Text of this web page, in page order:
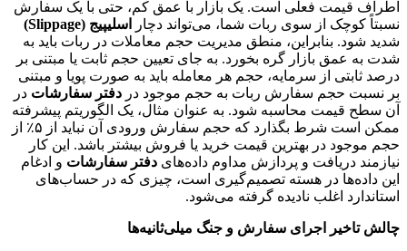
اطراف قیمت فعلی است. یک بازار با عمق کم، حتی با یک سفارش
نسبتاً کوچک از سوی ربات شما، می‌تواند دچار
اسلیپیج (Slippage)
شدید شود. بنابراین، منطق مدیریت حجم معاملات در ربات باید به
شدت به عمق بازار گره بخورد. به جای تعیین حجم ثابت یا مبتنی بر
درصد ثابتی از سرمایه، حجم هر معامله باید به صورت پویا و مبتنی
بر نسبت حجم سفارش ربات به حجم موجود در دفتر سفارشات در
آن سطح قیمت محاسبه شود. به عنوان مثال، یک الگوریتم پیشرفته
ممکن است شرط بگذارد که حجم سفارش ورودی آن نباید از ۵٪ از
حجم موجود در بهترین قیمت خرید یا فروش بیشتر باشد. این کار
نیازمند دریافت و پردازش مداوم داده‌های دفتر سفارشات و ادغام
این داده‌ها در هسته تصمیم‌گیری است، چیزی که در حساب‌های
استاندارد اغلب نادیده گرفته می‌شود.
چالش تاخیر اجرای سفارش و جنگ میلی‌ثانیه‌ها